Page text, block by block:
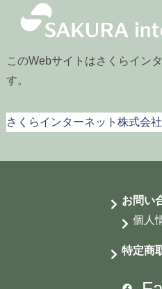
このWebサイトはさくらイン
す。
さくらインターネット株式会
お問い
個人
特定商